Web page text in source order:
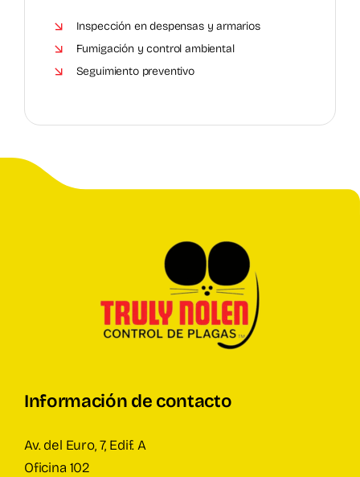
Inspección en despensas y armarios
Fumigación y control ambiental
Seguimiento preventivo
Información de contacto
Av. del Euro, 7, Edif. A
Oficina 102